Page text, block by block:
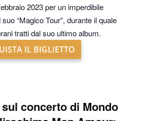
2023 per un imperdibile
“Magico Tour”, durante il quale
tratti dal suo ultimo album.
IL BIGLIETTO
concerto di Mondo